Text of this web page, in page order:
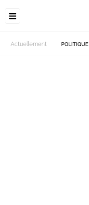
Actuellement POLITIQUE